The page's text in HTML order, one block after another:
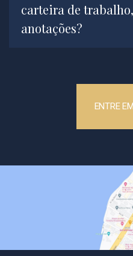
carteira de
anotações?
ENTRE